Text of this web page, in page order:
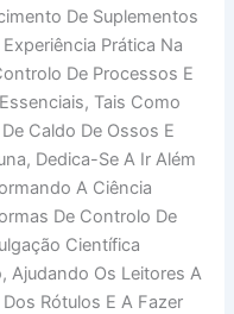
De Suplementos
Prática Na
De Processos E
Tais Como
Caldo De Ossos E
Dedica-Se A Ir Além
A Ciência
De Controlo De
Científica
Ajudando Os Leitores A
Rótulos E A Fazer